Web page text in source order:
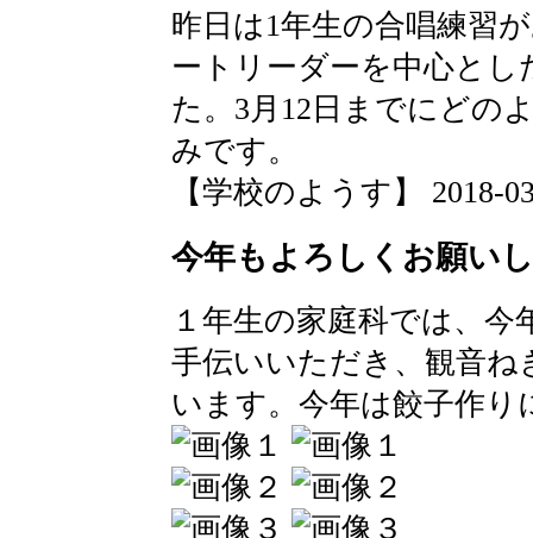
昨日は1年生の合唱練習
ートリーダーを中心と
た。3月12日までにどの
みです。
【学校のようす】 2018-
今年もよろしくお願い
１年生の家庭科では、
手伝いいただき、観音
います。今年は餃子作り